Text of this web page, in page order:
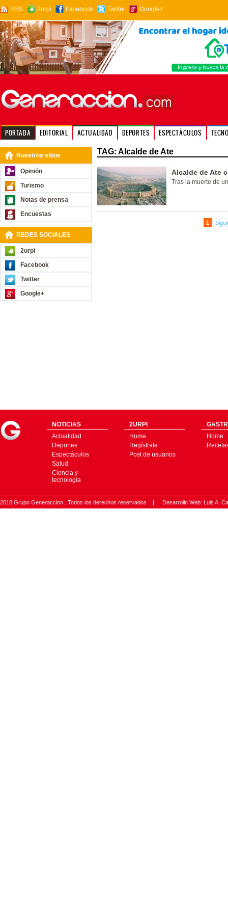
RSS 2urpi Facebook Twitter Google+
PORTADA EDITORIAL ACTUALIDAD DEPORTES ESPECTÁCULOS
Nuestros sitios
Opinión
Turismo
Notas de prensa
Encuestas
REDES SOCIALES
2urpi
Facebook
Twitter
Google+
TAG: Alcalde de Ate
Alcalde de Ate
Tras la muerte de
1
NOTICIAS
Actualidad
Deportes
Espectáculos
Salud
Ciencia y
tecnología
2URPI
Home
Regístrate
Post de usuarios
Home
2018 Grupo Generaccion . Todos los derechos reservados | Desarrollo Web: Luis